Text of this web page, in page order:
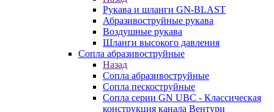
Рукава и шланги GN-BLAST
Абразивоструйные рукава
Воздушные рукава
Шланги высокого давления
Сопла абразивоструйные
Назад
Сопла абразивоструйные
Сопла пескоструйные
Сопла серии GN UBC - Классическая
конструкция канала Вентури